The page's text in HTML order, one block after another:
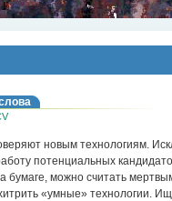
новым технологиям.
потенциальных
бумаге, можно считать
«умные» технологии.